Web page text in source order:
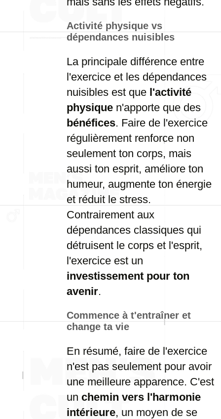
Activité physique vs
dépendances nuisibles
La principale différence entre
l'exercice et les dépendances
nuisibles est que l'activité
physique n'apporte que des
bénéfices. Faire de l'exercice
régulièrement renforce non
seulement ton corps, mais
aussi ton esprit, améliore ton
humeur, augmente ton énergie
et réduit le stress.
Contrairement aux
dépendances classiques qui
détruisent le corps et l'esprit,
l'exercice est un
investissement pour ton
avenir.
Commence à t'entraîner et
change ta vie
En résumé, faire de l'exercice
n'est pas seulement pour avoir
une meilleure apparence. C'est
un chemin vers l'harmonie
intérieure, un moyen de se